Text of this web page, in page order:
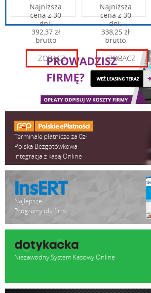
Najniższa
cena z 30
dni:
392,37 zł
brutto
ZOBACZ
Najniższa
cena z 30
dni:
338,25 zł
brutto
ZOBACZ
Terminale płatnicze za 0zł
Polska Bezgotówkowa
Integracja z kasą Online
Najlepsze
Programy dla firm
Niezawodny System Kasowy Online